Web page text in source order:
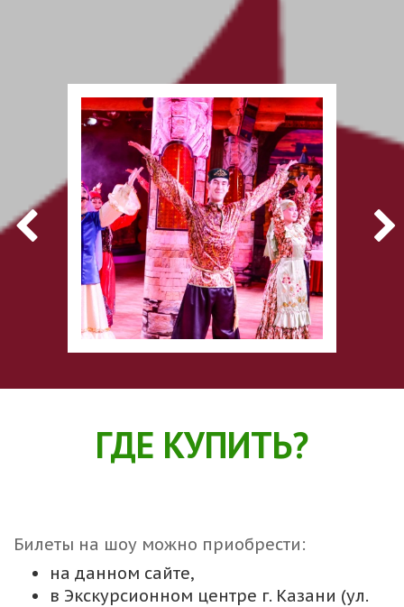
ГДЕ КУПИТЬ?
Билеты на шоу можно приобрести:
на данном сайте,
в Экскурсионном центре г. Казани (ул.